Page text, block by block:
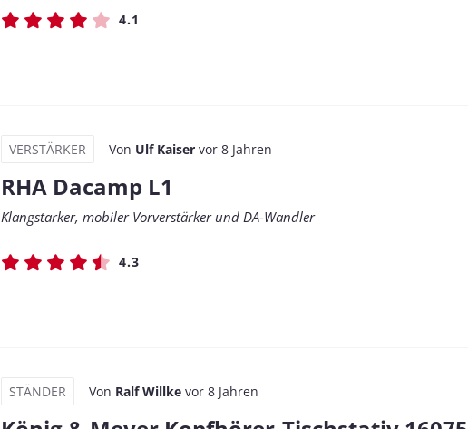
4.1
VERSTÄRKER Von Ulf Kaiser vor 8 Jahren
RHA Dacamp L1
Klangstarker, mobiler Vorverstärker und DA-Wandler
4.3
STÄNDER Von Ralf Willke vor 8 Jahren